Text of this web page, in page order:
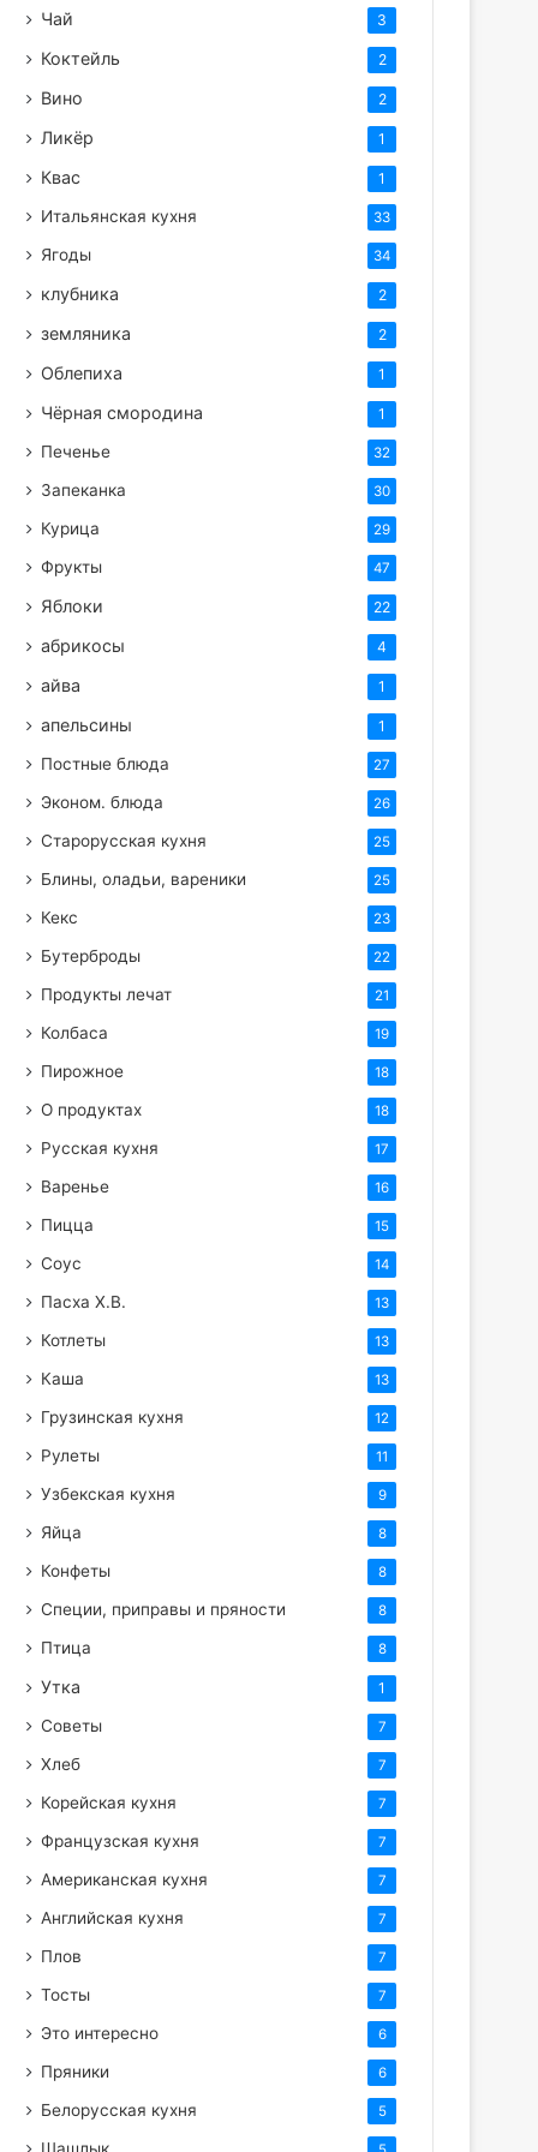
Чай 3
Коктейль 2
Вино 2
Ликёр 1
Квас 1
Итальянская кухня 33
Ягоды 34
клубника 2
земляника 2
Облепиха 1
Чёрная смородина 1
Печенье 32
Запеканка 30
Курица 29
Фрукты 47
Яблоки 22
абрикосы 4
айва 1
апельсины 1
Постные блюда 27
Эконом. блюда 26
Старорусская кухня 25
Блины, оладьи, вареники 25
Кекс 23
Бутерброды 22
Продукты лечат 21
Колбаса 19
Пирожное 18
О продуктах 18
Русская кухня 17
Варенье 16
Пицца 15
Соус 14
Пасха Х.В. 13
Котлеты 13
Каша 13
Грузинская кухня 12
Рулеты 11
Узбекская кухня 9
Яйца 8
Конфеты 8
Специи, приправы и пряности 8
Птица 8
Утка 1
Советы 7
Хлеб 7
Корейская кухня 7
Французская кухня 7
Американская кухня 7
Английская кухня 7
Плов 7
Тосты 7
Это интересно 6
Пряники 6
Белорусская кухня 5